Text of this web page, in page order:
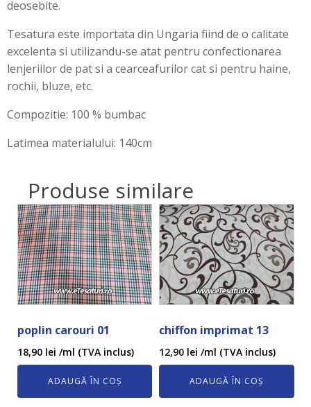
deosebite.
Tesatura este importata din Ungaria fiind de o calitate
excelenta si utilizandu-se atat pentru confectionarea
lenjeriilor de pat si a cearceafurilor cat si pentru haine,
rochii, bluze, etc.
Compozitie: 100 % bumbac
Latimea materialului: 140cm
Produse similare
poplin carouri 01
18,90 lei /ml (TVA inclus)
ADAUGĂ ÎN COȘ
chiffon imprimat 13
12,90 lei /ml (TVA inclus)
ADAUGĂ ÎN COȘ